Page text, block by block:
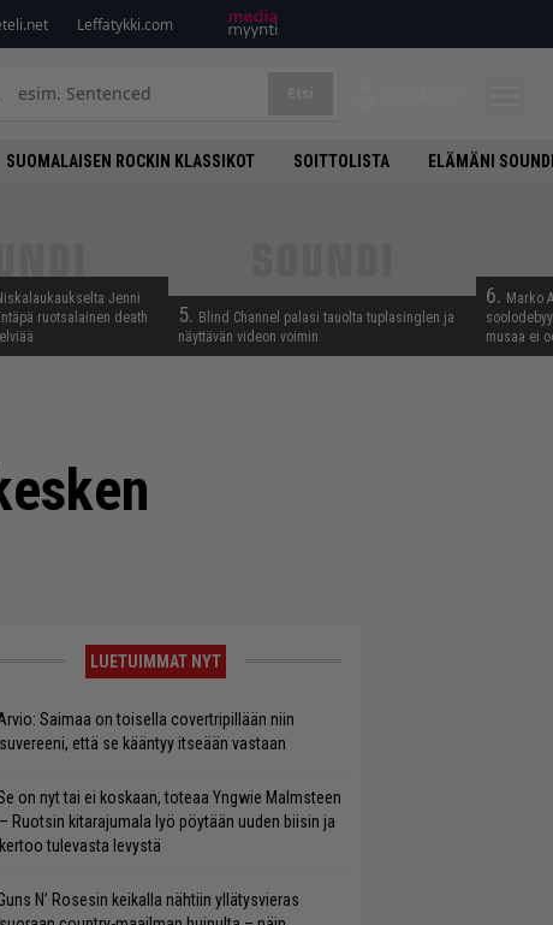
Leffatykki.com
SUOMALAISEN ROCKIN KLASSIKOT SOITTOLISTA ELÄMÄNI
Jenni
ruotsalainen death
5. Blind Channel palasi tauolta tuplasinglen ja
näyttävän videon voimin
6. Marko
musaa ei
LUETUIMMAT NYT
Saimaa on toisella covertripillään niin
suvereeni, että se kääntyy itseään vastaan
on nyt tai ei koskaan, toteaa Yngwie Malmsteen
– Ruotsin kitarajumala lyö pöytään uuden biisin ja
kertoo tulevasta levystä
N’ Rosesin keikalla nähtiin yllätysvieras